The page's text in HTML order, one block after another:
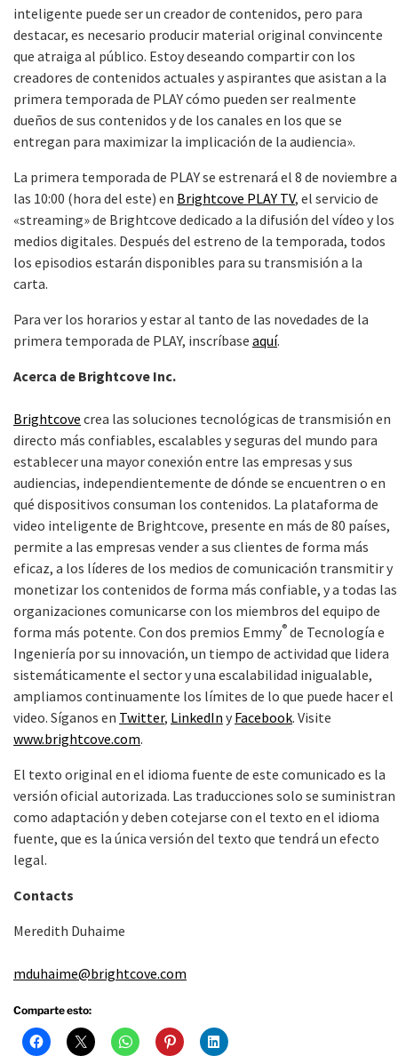
inteligente puede ser un creador de contenidos, pero para
destacar, es necesario producir material original convincente
que atraiga al público. Estoy deseando compartir con los
creadores de contenidos actuales y aspirantes que asistan a la
primera temporada de PLAY cómo pueden ser realmente
dueños de sus contenidos y de los canales en los que se
entregan para maximizar la implicación de la audiencia».
La primera temporada de PLAY se estrenará el 8 de noviembre a
las 10:00 (hora del este) en Brightcove PLAY TV, el servicio de
«streaming» de Brightcove dedicado a la difusión del vídeo y los
medios digitales. Después del estreno de la temporada, todos
los episodios estarán disponibles para su transmisión a la
carta.
Para ver los horarios y estar al tanto de las novedades de la
primera temporada de PLAY, inscríbase aquí.
Acerca de Brightcove Inc.
Brightcove crea las soluciones tecnológicas de transmisión en
directo más confiables, escalables y seguras del mundo para
establecer una mayor conexión entre las empresas y sus
audiencias, independientemente de dónde se encuentren o en
qué dispositivos consuman los contenidos. La plataforma de
video inteligente de Brightcove, presente en más de 80 países,
permite a las empresas vender a sus clientes de forma más
eficaz, a los líderes de los medios de comunicación transmitir y
monetizar los contenidos de forma más confiable, y a todas las
organizaciones comunicarse con los miembros del equipo de
forma más potente. Con dos premios Emmy® de Tecnología e
Ingeniería por su innovación, un tiempo de actividad que lidera
sistemáticamente el sector y una escalabilidad inigualable,
ampliamos continuamente los límites de lo que puede hacer el
video. Síganos en Twitter, LinkedIn y Facebook. Visite
www.brightcove.com.
El texto original en el idioma fuente de este comunicado es la
versión oficial autorizada. Las traducciones solo se suministran
como adaptación y deben cotejarse con el texto en el idioma
fuente, que es la única versión del texto que tendrá un efecto
legal.
Contacts
Meredith Duhaime
mduhaime@brightcove.com
Comparte esto: